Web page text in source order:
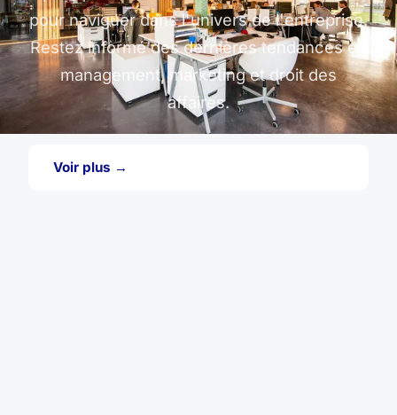
pour naviguer dans l'univers de l'entreprise.
Restez informé des dernières tendances en
management, marketing et droit des
affaires.
Voir plus →